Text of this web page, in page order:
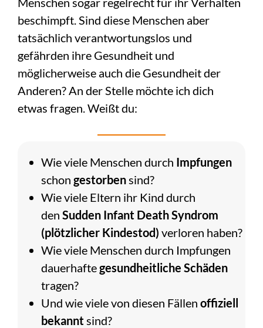
beschimpft. Sind diese Menschen aber
tatsächlich verantwortungslos und
gefährden ihre Gesundheit und
möglicherweise auch die Gesundheit der
Anderen? An der Stelle möchte ich dich
etwas fragen. Weißt du:
Wie viele Menschen durch Impfungen
schon gestorbensind?
Wie viele Eltern ihr Kind durch
den Sudden Infant Death Syndrom
(plötzlicher Kindestod) verloren haben?
Wie viele Menschen durch Impfungen
dauerhaftegesundheitliche Schäden
tragen?
Und wie viele von diesen Fällen offiziell
bekanntsind?